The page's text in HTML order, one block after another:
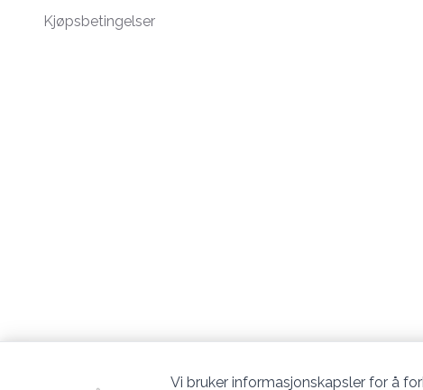
Kjøpsbetingelser
Vi bruker informasjonskapsler for å